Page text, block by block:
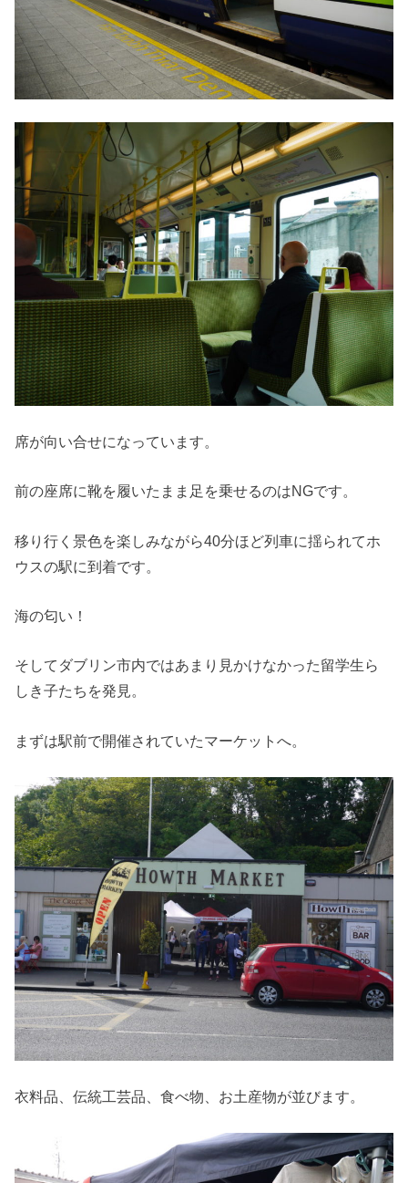
席が向い合せになっています。
前の座席に靴を履いたまま足を乗せるのはNGです。
移り行く景色を楽しみながら40分ほど列車に揺られてホ
ウスの駅に到着です。
海の匂い！
そしてダブリン市内ではあまり見かけなかった留学生ら
しき子たちを発見。
まずは駅前で開催されていたマーケットへ。
衣料品、伝統工芸品、食べ物、お土産物が並びます。